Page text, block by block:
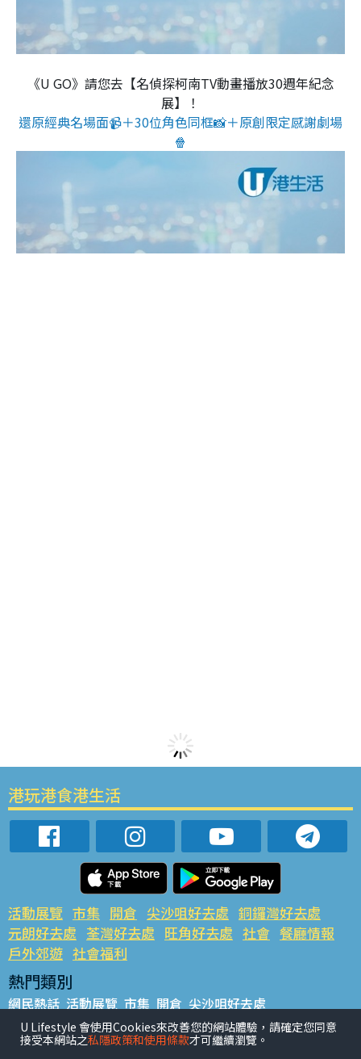
《U GO》請您去【名偵探柯南TV動畫播放30週年紀念
展】！
還原經典名場面📹＋30位角色同框📸＋原創限定感謝劇場
🍿
港玩港食港生活
活動展覽 市集 開倉 尖沙咀好去處 銅鑼灣好去處
元朗好去處 荃灣好去處 旺角好去處 社會 餐廳情報
戶外郊遊 社會福利
熱門類別
網民熱話 活動展覽 市集 開倉 尖沙咀好去處
銅鑼灣好去處 元朗好去處 荃灣好去處 旺角好去處 社會
餐廳情報 戶外郊遊
U Lifestyle 會使用Cookies來改善您的網站體驗，請確定您同意
接受本網站之私隱政策和使用條款才可繼續瀏覽。